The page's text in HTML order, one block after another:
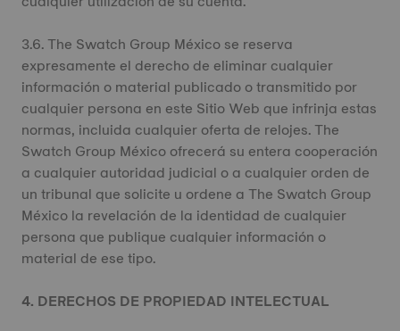
3.6. The Swatch Group México se reserva
expresamente el derecho de eliminar cualquier
información o material publicado o transmitido por
cualquier persona en este Sitio Web que infrinja estas
normas, incluida cualquier oferta de relojes. The
Swatch Group México ofrecerá su entera cooperación
a cualquier autoridad judicial o a cualquier orden de
un tribunal que solicite u ordene a The Swatch Group
México la revelación de la identidad de cualquier
persona que publique cualquier información o
material de ese tipo.
4. DERECHOS DE PROPIEDAD INTELECTUAL